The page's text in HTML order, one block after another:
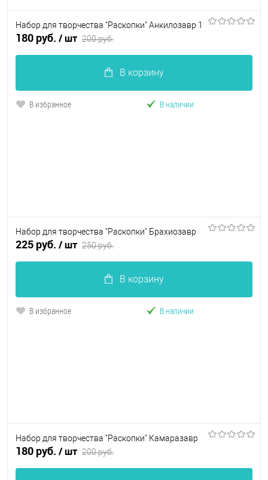
Набор для творчества "Раскопки" Анкилозавр 1
180 руб. / шт 200 руб.
В корзину
В избранное В наличии
Набор для творчества "Раскопки" Брахиозавр
225 руб. / шт 250 руб.
В корзину
В избранное В наличии
Набор для творчества "Раскопки" Камаразавр
180 руб. / шт 200 руб.